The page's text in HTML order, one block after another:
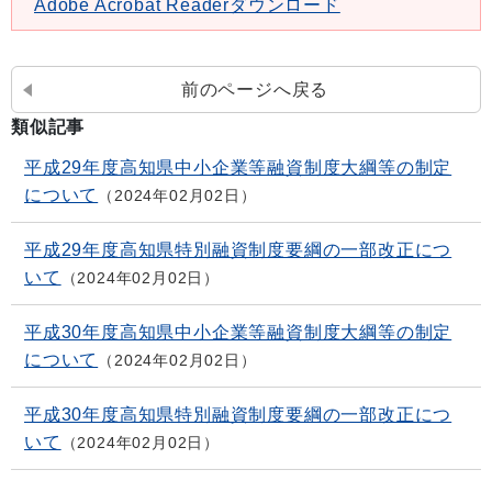
Adobe Acrobat Readerダウンロード
前のページへ戻る
類似記事
平成29年度高知県中小企業等融資制度大綱等の制定
について
2024年02月02日
平成29年度高知県特別融資制度要綱の一部改正につ
いて
2024年02月02日
平成30年度高知県中小企業等融資制度大綱等の制定
について
2024年02月02日
平成30年度高知県特別融資制度要綱の一部改正につ
いて
2024年02月02日